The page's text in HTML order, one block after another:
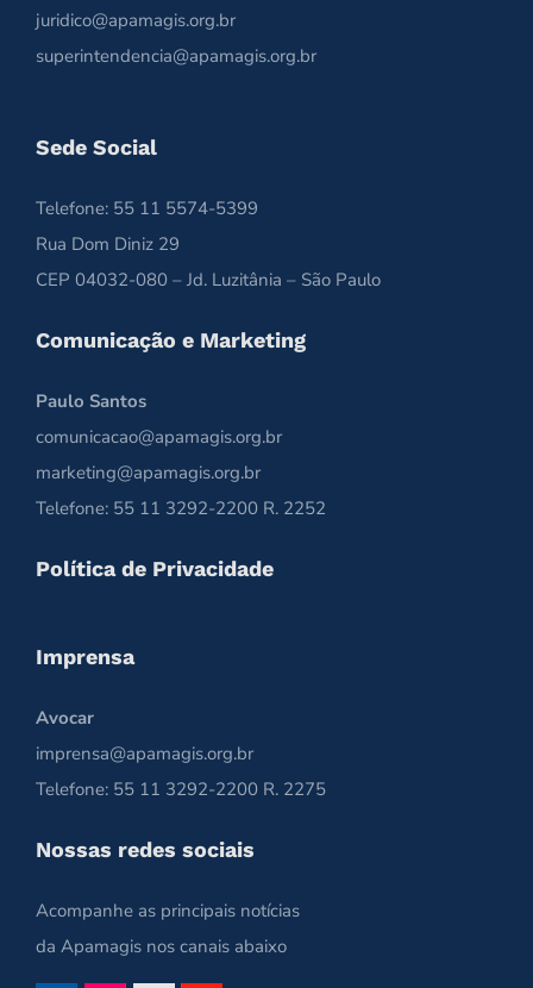
juridico@apamagis.org.br
superintendencia@apamagis.org.br
Sede Social
Telefone: 55 11 5574-5399
Rua Dom Diniz 29
CEP 04032-080 – Jd. Luzitânia – São Paulo
Comunicação e Marketing
Paulo Santos
comunicacao@apamagis.org.br
marketing@apamagis.org.br
Telefone: 55 11 3292-2200 R. 2252
Política de Privacidade
Imprensa
Avocar
imprensa@apamagis.org.br
Telefone: 55 11 3292-2200 R. 2275
Nossas redes sociais
Acompanhe as principais notícias
da Apamagis nos canais abaixo